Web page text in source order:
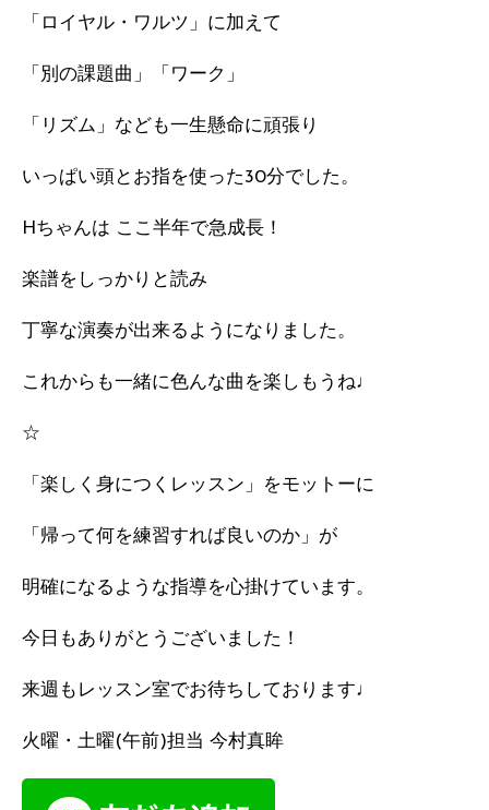
「ロイヤル・ワルツ」に加えて
「別の課題曲」「ワーク」
「リズム」なども一生懸命に頑張り
いっぱい頭とお指を使った30分でした。
Hちゃんは ここ半年で急成長！
楽譜をしっかりと読み
丁寧な演奏が出来るようになりました。
これからも一緒に色んな曲を楽しもうね♩
☆
「楽しく身につくレッスン」をモットーに
「帰って何を練習すれば良いのか」が
明確になるような指導を心掛けています。
今日もありがとうございました！
来週もレッスン室でお待ちしております♩
火曜・土曜(午前)担当 今村真眸